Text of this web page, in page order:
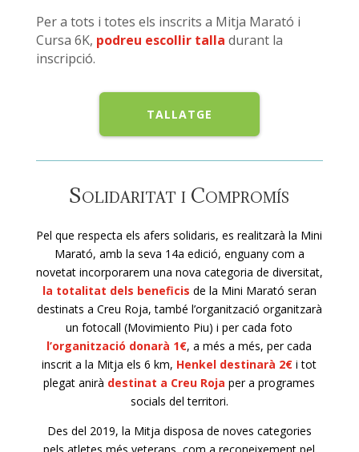
Per a tots i totes els inscrits a Mitja Marató i
Cursa 6K, podreu escollirtalla durant la
inscripció.
TALLATGE
Solidaritat i Compromís
Pel que respecta els afers solidaris, es realitzarà la Mini
Marató, amb la seva 14a edició, enguany com a
novetat incorporarem una nova categoria de diversitat,
la totalitat dels beneficis de la Mini Marató seran
destinats a Creu Roja, també l’organització organitzarà
un fotocall (Movimiento Piu) i per cada foto
l’organització donarà 1€, a més a més, per cada
inscrit a la Mitja els 6 km, Henkel destinarà 2€ i tot
plegat anirà destinat a Creu Roja per a programes
socials del territori.
Des del 2019, la Mitja disposa de noves categories